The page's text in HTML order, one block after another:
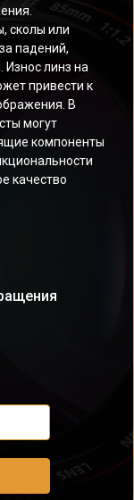
сколы или
падений,
Износ линз на
привести к
В
могут
компоненты
качество